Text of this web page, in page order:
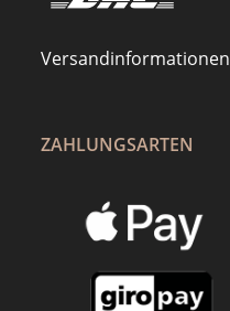
Versandinformationen
ZAHLUNGSARTEN